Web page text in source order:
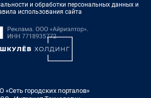
и обработки персональных данных и
использования сайта
«Сеть городских порталов»